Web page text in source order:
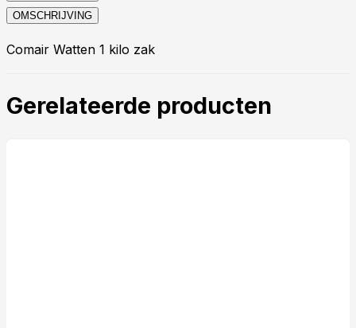
OMSCHRIJVING
Comair Watten 1 kilo zak
Gerelateerde producten